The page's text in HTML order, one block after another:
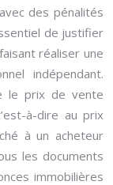
des pénalités
de justifier
réaliser une
indépendant.
le prix de vente
à-dire au prix
à un acheteur
les documents
immobilières